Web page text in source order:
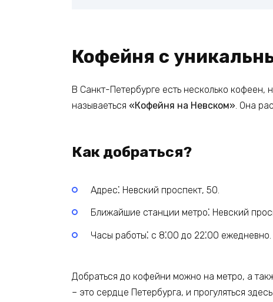
Кофейня с
В Санкт-Петербурге есть несколько кофеен,
называеться «Кофейня на Невском». Она
Как добраться?
Адрес⁚ Невский проспект, 50.
Ближайшие станции метро⁚ Невский
Часы работы⁚ с 8⁚00 до 22⁚00 ежедневно.
Добраться до кофейни можно на метро, а
– это сердце Петербурга, и прогуляться